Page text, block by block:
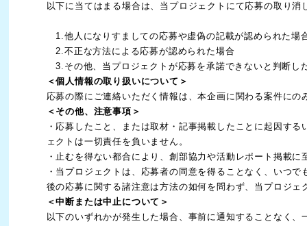
以下に当てはまる場合は、当プロジェクトにて応募の取り消
1.他人になりすましての応募や虚偽の記載が認められた場
2.不正な方法による応募が認められた場合
3.その他、当プロジェクトが応募を承諾できないと判断し
＜個人情報の取り扱いについて＞
応募の際にご連絡いただく情報は、本企画に関わる案件にの
＜その他、注意事項＞
・応募したこと、または取材・記事掲載したことに起因す
ェクトは一切責任を負いません。
・止むを得ない都合により、創部協力や活動レポート掲載
・当プロジェクトは、応募者の同意を得ることなく、いつ
後の応募に関する諸注意は方法の如何を問わず、当プロジェ
＜中断または中止について＞
以下のいずれかが発生した場合、事前に通知することなく、